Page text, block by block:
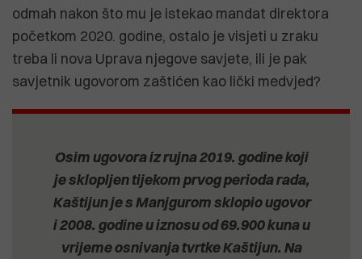
odmah nakon što mu je istekao mandat direktora
početkom 2020. godine, ostalo je visjeti u zraku
treba li nova Uprava njegove savjete, ili je pak
savjetnik ugovorom zaštićen kao lički medvjed?
Osim ugovora iz rujna 2019. godine koji
je sklopljen tijekom prvog perioda rada,
Kaštijun je s Manjgurom sklopio ugovor
i 2008. godine u iznosu od 69.900 kuna u
vrijeme osnivanja tvrtke Kaštijun. Na